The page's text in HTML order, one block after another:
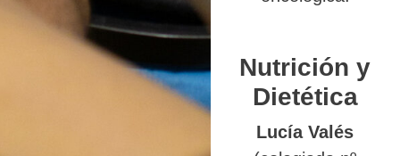
Nutrición y
Dietética
Lucía Valés